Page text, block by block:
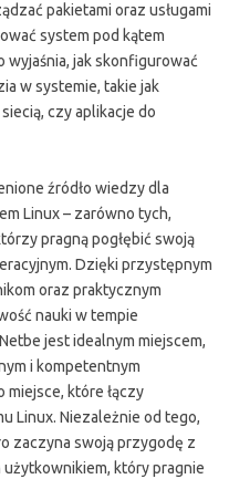
pakietami oraz usługami
system pod kątem
wyjaśnia, jak skonfigurować
w systemie, takie jak
czy aplikacje do
źródło wiedzy dla
Linux – zarówno tych,
pragną pogłębić swoją
Dzięki przystępnym
oraz praktycznym
nauki w tempie
jest idealnym miejscem,
i kompetentnym
które łączy
Linux. Niezależnie od tego,
zaczyna swoją przygodę z
który pragnie